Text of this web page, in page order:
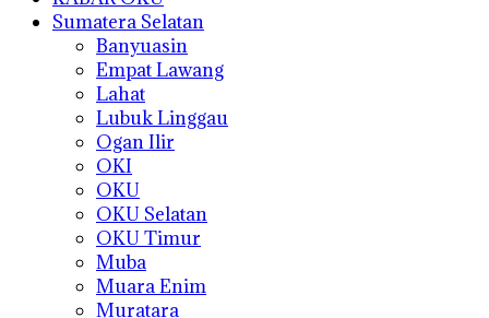
Sumatera Selatan
Banyuasin
Empat Lawang
Lahat
Lubuk Linggau
Ogan Ilir
OKI
OKU
OKU Selatan
OKU Timur
Muba
Muara Enim
Muratara